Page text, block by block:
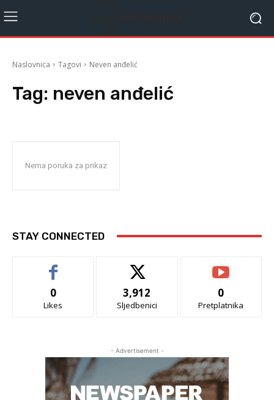
Naslovnica Tagovi Neven anđelić
Tag: neven anđelić
Nema poruka za prikaz
STAY CONNECTED
0
Likes
3,912
Sljedbenici
0
Pretplatnika
- Advertisement -